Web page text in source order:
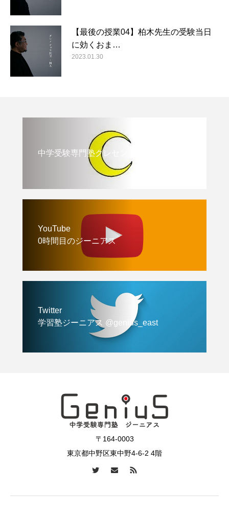
【最後の授業04】柏木先生の受験当日
に効くおま…
2023.01.30
中学受験専門塾クレセント
YouTube
0時間目のジーニアス
Twitter
学習塾ジーニアス @genius_east
〒164-0003
東京都中野区東中野4-6-2 4階